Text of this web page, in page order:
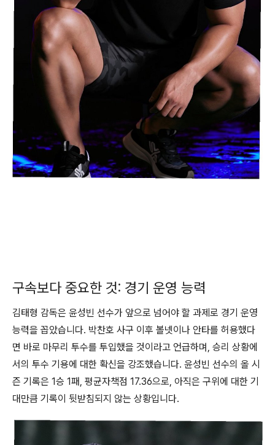
구속보다 중요한 것: 경기 운영 능력
김태형 감독은 윤성빈 선수가 앞으로 넘어야 할 과제로 경기 운영
능력을 꼽았습니다. 박찬호 사구 이후 볼넷이나 안타를 허용했다
면 바로 마무리 투수를 투입했을 것이라고 언급하며, 승리 상황에
서의 투수 기용에 대한 확신을 강조했습니다. 윤성빈 선수의 올 시
즌 기록은 1승 1패, 평균자책점 17.36으로, 아직은 구위에 대한 기
대만큼 기록이 뒷받침되지 않는 상황입니다.